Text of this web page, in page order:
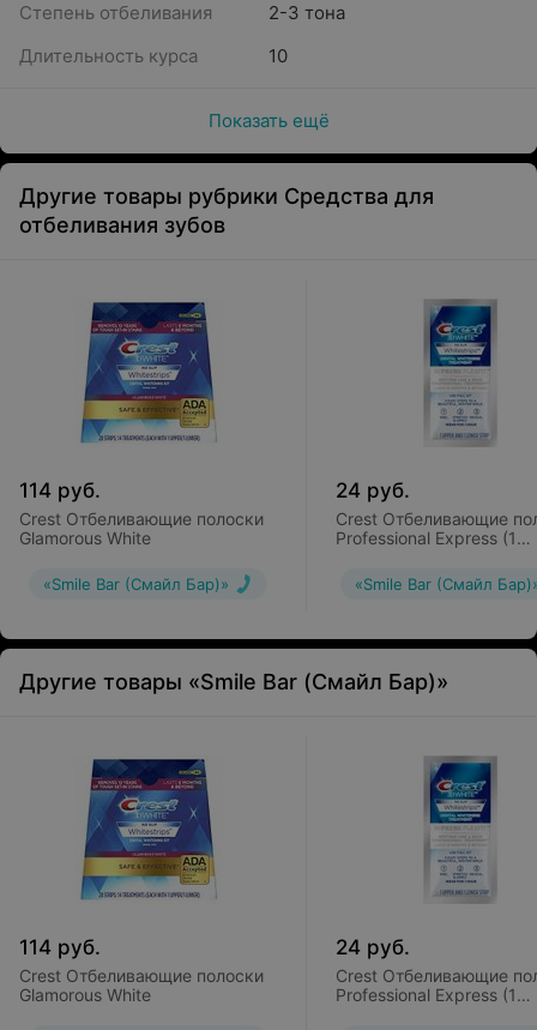
Степень отбеливания
2-3 тона
Длительность курса
10
Показать ещё
Другие товары рубрики Средства для
отбеливания зубов
114 руб.
Crest Отбеливающие полоски
Glamorous White
«Smile Bar (Смайл Бар)»
24 руб.
Crest Отбеливающие
Professional Express (1
«Smile Bar (Смайл
Другие товары «Smile Bar (Смайл Бар)»
114 руб.
Crest Отбеливающие полоски
Glamorous White
24 руб.
Crest Отбеливающие
Professional Express (1